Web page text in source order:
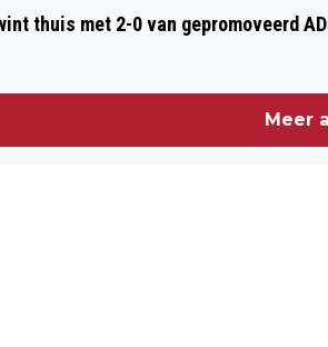
thuis met 2-0 van gepromoveerd
Meer